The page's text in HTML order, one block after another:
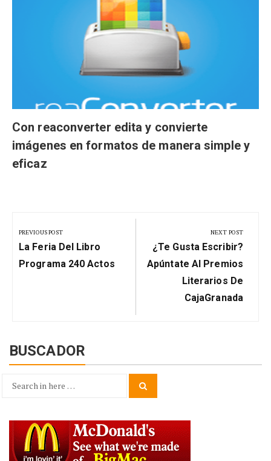
Con reaconverter edita y convierte
imágenes en formatos de manera simple y
eficaz
de
entradas
PREVIOUS POST
Previous
Post:
La Feria Del Libro
Programa 240 Actos
NEXT POST
Next
Post:
¿Te Gusta Escribir?
Apúntate Al Premios
Literarios De
CajaGranada
BUSCADOR
Search